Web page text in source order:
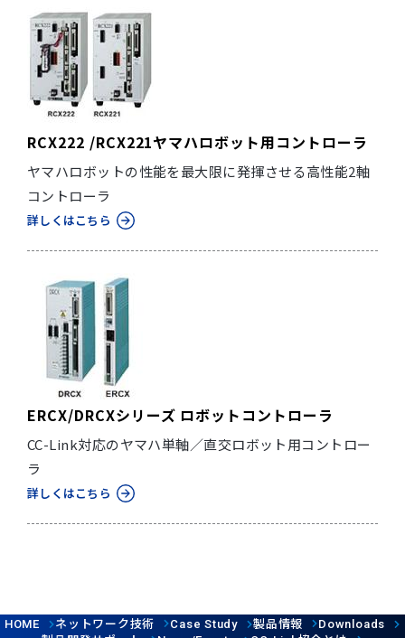
RCX222 /RCX221ヤマハロボット用コントローラ
ヤマハロボットの性能を最大限に発揮させる高性能2軸
コントローラ
詳しくはこちら
ERCX/DRCXシリーズ ロボットコントローラ
CC-Link対応のヤマハ単軸／直交ロボット用コントロー
ラ
詳しくはこちら
HOME ネットワーク技術 Case Study 製品情報 Downloads